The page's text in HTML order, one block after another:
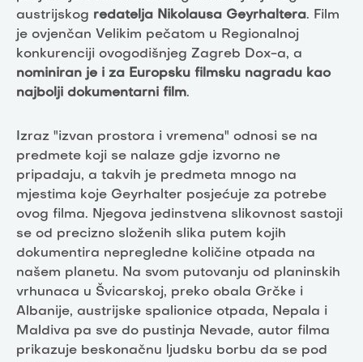
austrijskog redatelja Nikolausa Geyrhaltera. Film
je ovjenčan Velikim pečatom u Regionalnoj
konkurenciji ovogodišnjeg Zagreb Dox-a, a
nominiran je i za Europsku filmsku nagradu kao
najbolji dokumentarni film.
Izraz "izvan prostora i vremena" odnosi se na
predmete koji se nalaze gdje izvorno ne
pripadaju, a takvih je predmeta mnogo na
mjestima koje Geyrhalter posjećuje za potrebe
ovog filma. Njegova jedinstvena slikovnost sastoji
se od precizno složenih slika putem kojih
dokumentira nepregledne količine otpada na
našem planetu. Na svom putovanju od planinskih
vrhunaca u Švicarskoj, preko obala Grčke i
Albanije, austrijske spalionice otpada, Nepala i
Maldiva pa sve do pustinja Nevade, autor filma
prikazuje beskonačnu ljudsku borbu da se pod